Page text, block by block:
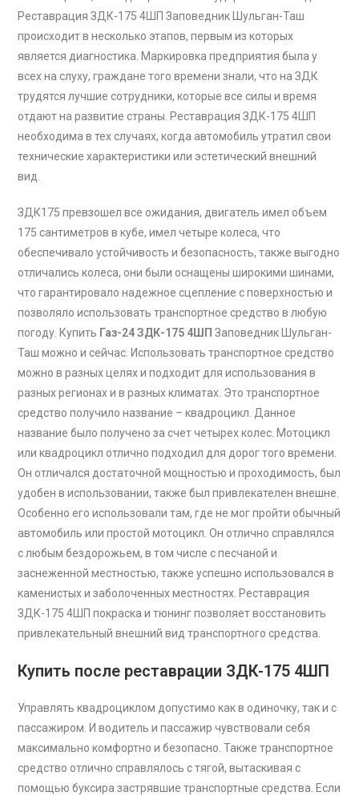
Реставрация ЗДК-175 4ШП Заповедник Шульган-Таш
происходит в несколько этапов, первым из которых
является диагностика. Маркировка предприятия была у
всех на слуху, граждане того времени знали, что на ЗДК
трудятся лучшие сотрудники, которые все силы и время
отдают на развитие страны. Реставрация ЗДК-175 4ШП
необходима в тех случаях, когда автомобиль утратил свои
технические характеристики или эстетический внешний
вид.
ЗДК175 превзошел все ожидания, двигатель имел объем
175 сантиметров в кубе, имел четыре колеса, что
обеспечивало устойчивость и безопасность, также выгодно
отличались колеса, они были оснащены широкими шинами,
что гарантировало надежное сцепление с поверхностью и
позволяло использовать транспортное средство в любую
погоду. Купить Газ-24 ЗДК-175 4ШП Заповедник Шульган-
Таш можно и сейчас. Использовать транспортное средство
можно в разных целях и подходит для использования в
разных регионах и в разных климатах. Это транспортное
средство получило название – квадроцикл. Данное
название было получено за счет четырех колес. Мотоцикл
или квадроцикл отлично подходил для дорог того времени.
Он отличался достаточной мощностью и проходимость, был
удобен в использовании, также был привлекателен внешне.
Особенно его использовали там, где не мог пройти обычный
автомобиль или простой мотоцикл. Он отлично справлялся
с любым бездорожьем, в том числе с песчаной и
заснеженной местностью, также успешно использовался в
каменистых и заболоченных местностях. Реставрация
ЗДК-175 4ШП покраска и тюнинг позволяет восстановить
привлекательный внешний вид транспортного средства.
Купить после реставрации ЗДК-175 4ШП
Управлять квадроциклом допустимо как в одиночку, так и с
пассажиром. И водитель и пассажир чувствовали себя
максимально комфортно и безопасно. Также транспортное
средство отлично справлялось с тягой, вытаскивая с
помощью буксира застрявшие транспортные средства. Если